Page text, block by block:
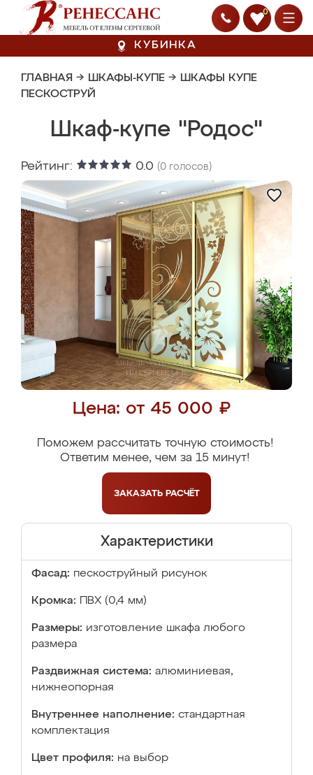
0
КУБИНКА
ГЛАВНАЯ → ШКАФЫ-КУПЕ → ШКАФЫ КУПЕ
ПЕСКОСТРУЙ
Шкаф-купе "Родос"
Рейтинг: 0.0 (0 голосов)
Цена: от 45 000 ₽
Поможем рассчитать точную стоимость!
Ответим менее, чем за 15 минут!
ЗАКАЗАТЬ РАСЧЁТ
Характеристики
Фасад: пескоструйный рисунок
Кромка: ПВХ (0,4 мм)
Размеры: изготовление шкафа любого
размера
Раздвижная система: алюминиевая,
нижнеопорная
Внутреннее наполнение: стандартная
комплектация
Цвет профиля: на выбор